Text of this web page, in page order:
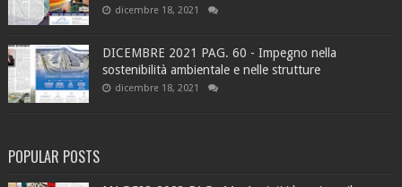
dicembre 18, 2021
DICEMBRE 2021 PAG. 60 - Impegno nella
sostenibilità ambientale e nelle strutture
dicembre 18, 2021
POPULAR POSTS